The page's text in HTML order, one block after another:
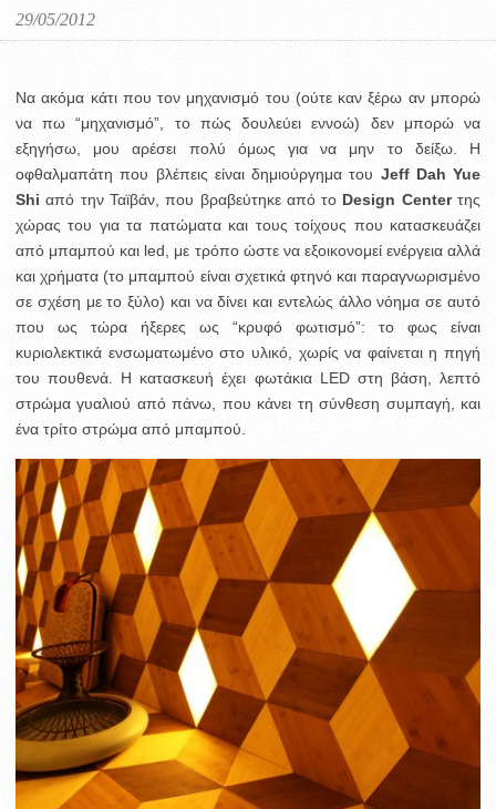
29/05/2012
Να ακόμα κάτι που τον μηχανισμό του (ούτε καν ξέρω αν μπορώ
να πω “μηχανισμό”, το πώς δουλεύει εννοώ) δεν μπορώ να
εξηγήσω, μου αρέσει πολύ όμως για να μην το δείξω. Η
οφθαλμαπάτη που βλέπεις είναι δημιούργημα του Jeff Dah Yue
Shi από την Ταϊβάν, που βραβεύτηκε από το Design Centerτης
χώρας του για τα πατώματα και τους τοίχους που κατασκευάζει
από μπαμπού και led, με τρόπο ώστε να εξοικονομεί ενέργεια αλλά
και χρήματα (το μπαμπού είναι σχετικά φτηνό και παραγνωρισμένο
σε σχέση με το ξύλο) και να δίνει και εντελώς άλλο νόημα σε αυτό
που ως τώρα ήξερες ως “κρυφό φωτισμό”: το φως είναι
κυριολεκτικά ενσωματωμένο στο υλικό, χωρίς να φαίνεται η πηγή
του πουθενά. Η κατασκευή έχει φωτάκια LED στη βάση, λεπτό
στρώμα γυαλιού από πάνω, που κάνει τη σύνθεση συμπαγή, και
ένα τρίτο στρώμα από μπαμπού.